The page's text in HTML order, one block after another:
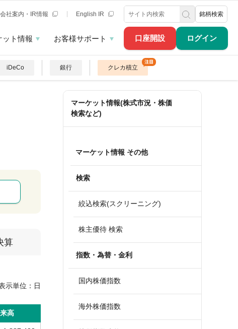
口座開設 ログイン
会社案内・IR情報 English IR 銘柄検索
ット情報 お客様サポート
iDeCo 銀行 クレカ積立
算
示単位： 日
高
マーケット情報(株式市況・株価
検索など)
マーケット情報 その他
検索
絞込検索(スクリーニング)
株主優待 検索
指数・為替・金利
国内株価指数
海外株価指数